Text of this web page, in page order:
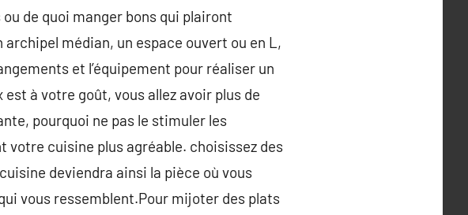
de quoi manger bons qui plairont
médian, un espace ouvert ou en L,
et l’équipement pour réaliser un
à votre goût, vous allez avoir plus de
pourquoi ne pas le stimuler les
votre cuisine plus agréable. choisissez des
deviendra ainsi la pièce où vous
vous ressemblent.Pour mijoter des plats